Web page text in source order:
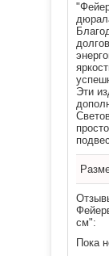
Эти
см":
Пока